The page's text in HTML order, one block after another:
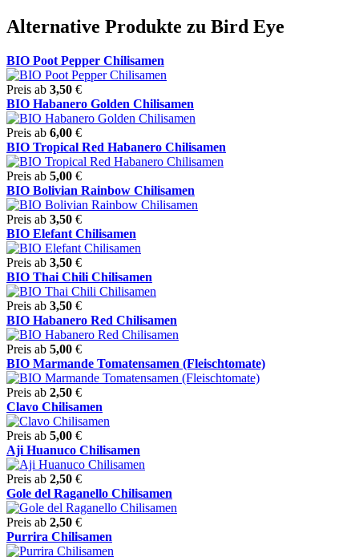
Alternative Produkte zu Bird Eye
BIO Poot Pepper Chilisamen
Preis ab 3,50 €
BIO Habanero Golden Chilisamen
Preis ab 6,00 €
BIO Tropical Red Habanero Chilisamen
Preis ab 5,00 €
BIO Bolivian Rainbow Chilisamen
Preis ab 3,50 €
BIO Elefant Chilisamen
Preis ab 3,50 €
BIO Thai Chili Chilisamen
Preis ab 3,50 €
BIO Habanero Red Chilisamen
Preis ab 5,00 €
BIO Marmande Tomatensamen (Fleischtomate)
Preis ab 2,50 €
Clavo Chilisamen
Preis ab 5,00 €
Aji Huanuco Chilisamen
Preis ab 2,50 €
Gole del Raganello Chilisamen
Preis ab 2,50 €
Purrira Chilisamen